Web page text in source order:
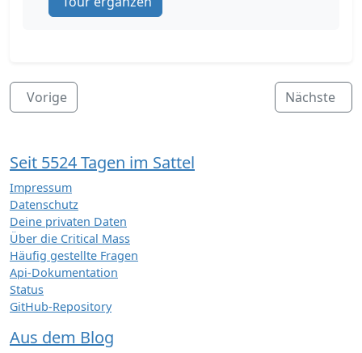
Vorige Nächste
Seit 5524 Tagen im Sattel
Impressum
Datenschutz
Deine privaten Daten
Über die Critical Mass
Häufig gestellte Fragen
Api-Dokumentation
Status
GitHub-Repository
Aus dem Blog